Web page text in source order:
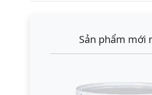
Sản phẩm mới